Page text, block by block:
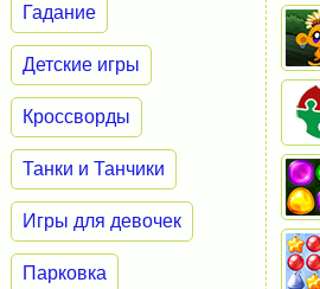
Гадание
Детские игры
Кроссворды
Танки и Танчики
Игры для девочек
Парковка